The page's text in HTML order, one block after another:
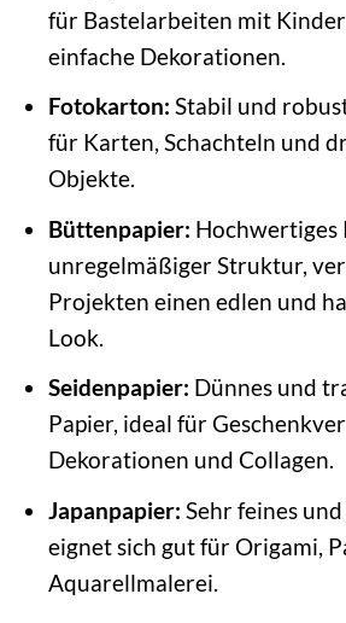
für Bastelarbeiten mit
einfache Dekorationen.
Fotokarton: Stabil und
für Karten, Schachteln und
Objekte.
Büttenpapier: Hochwertiges
unregelmäßiger Struktur,
Projekten einen edlen und
Look.
Seidenpapier: Dünnes und
Papier, ideal für
Dekorationen und Collagen.
Japanpapier: Sehr feines
eignet sich gut für Origami,
Aquarellmalerei.